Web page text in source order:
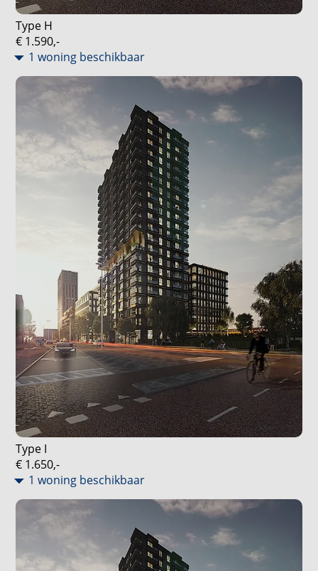
Type H
€ 1.590,-
1 woning beschikbaar
Type I
€ 1.650,-
1 woning beschikbaar